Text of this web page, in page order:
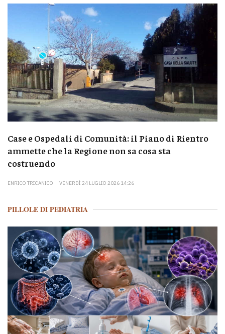
Case e Ospedali di Comunità: il Piano di Rientro
ammette che la Regione non sa cosa sta
costruendo
ENRICO TRICANICO VENERDÌ 24 LUGLIO 2026 14:26
PILLOLE DI PEDIATRIA